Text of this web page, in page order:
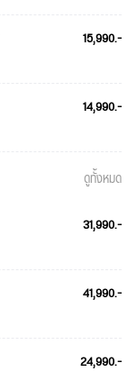
15,990.-
14,990.-
ดูทั้งหมด
31,990.-
41,990.-
24,990.-